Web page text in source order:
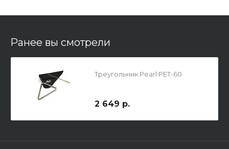
Ранее вы смотрели
Треугольник Pearl PET-60
2 649 р.